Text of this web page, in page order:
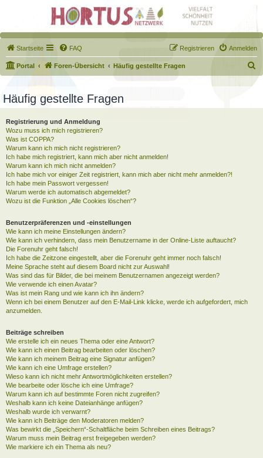
Startseite FAQ Anmelden
Registrieren
Portal Foren-Übersicht Häufig gestellte Fragen
u
h
Häufig gestellte Fragen
Registrierung und Anmeldung
Wozu muss ich mich registrieren?
Was ist COPPA?
Warum kann ich mich nicht registrieren?
Ich habe mich registriert, kann mich aber nicht anmelden!
Warum kann ich mich nicht anmelden?
Ich habe mich vor einiger Zeit registriert, kann mich aber nicht mehr anmelden?!
Ich habe mein Passwort vergessen!
Warum werde ich automatisch abgemeldet?
Wozu ist die Funktion „Alle Cookies löschen“?
Benutzerpräferenzen und -einstellungen
Wie kann ich meine Einstellungen ändern?
Wie kann ich verhindern, dass mein Benutzername in der Online-Liste auftaucht?
Die Forenuhr geht falsch!
Ich habe die Zeitzone eingestellt, aber die Forenuhr geht immer noch falsch!
Meine Sprache steht auf diesem Board nicht zur Auswahl!
Was sind das für Bilder, die bei meinem Benutzernamen angezeigt werden?
Wie verwende ich einen Avatar?
Was ist mein Rang und wie kann ich ihn ändern?
Wenn ich bei einem Benutzer auf den E-Mail-Link klicke, werde ich aufgefordert, mich
anzumelden.
Beiträge schreiben
Wie erstelle ich ein neues Thema oder eine Antwort?
Wie kann ich einen Beitrag bearbeiten oder löschen?
Wie kann ich meinem Beitrag eine Signatur anfügen?
Wie kann ich eine Umfrage erstellen?
Wieso kann ich nicht mehr Antwortmöglichkeiten erstellen?
Wie bearbeite oder lösche ich eine Umfrage?
Warum kann ich auf bestimmte Foren nicht zugreifen?
Weshalb kann ich keine Dateianhänge anfügen?
Weshalb wurde ich verwarnt?
Wie kann ich Beiträge den Moderatoren melden?
Was bewirkt die „Speichern“-Schaltfläche beim Schreiben eines Beitrags?
Warum muss mein Beitrag erst freigegeben werden?
Wie markiere ich ein Thema als neu?